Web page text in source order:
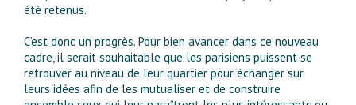
été retenus.
C’est donc un progrès. Pour bien avancer dans ce nouveau
cadre, il serait souhaitable que les parisiens puissent se
retrouver au niveau de leur quartier pour échanger sur
leurs idées afin de les mutualiser et de construire